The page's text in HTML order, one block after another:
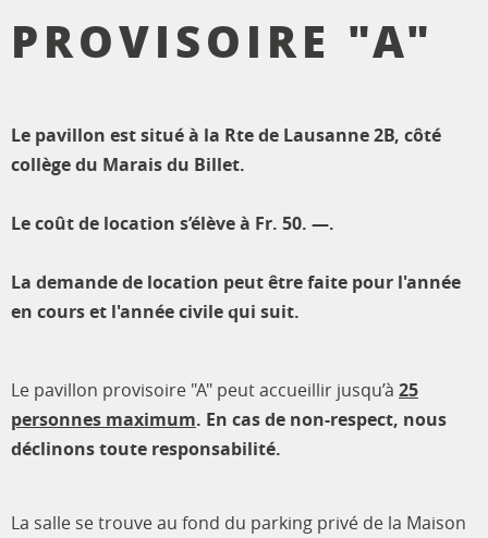
PROVISOIRE "A"
Le pavillon est situé à la Rte de Lausanne 2B, côté
collège du Marais du Billet.
Le coût de location s’élève à Fr. 50. —.
La demande de location peut être faite pour l'année
en cours et l'année civile qui suit.
Le pavillon provisoire "A" peut accueillir jusqu’à 25
personnes maximum. En cas de non-respect, nous
déclinons toute responsabilité.
La salle se trouve au fond du parking privé de la Maison